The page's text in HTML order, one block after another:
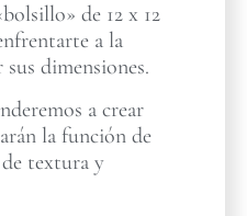
de 12 x 12
a la
dimensiones.
a crear
la función de
textura y